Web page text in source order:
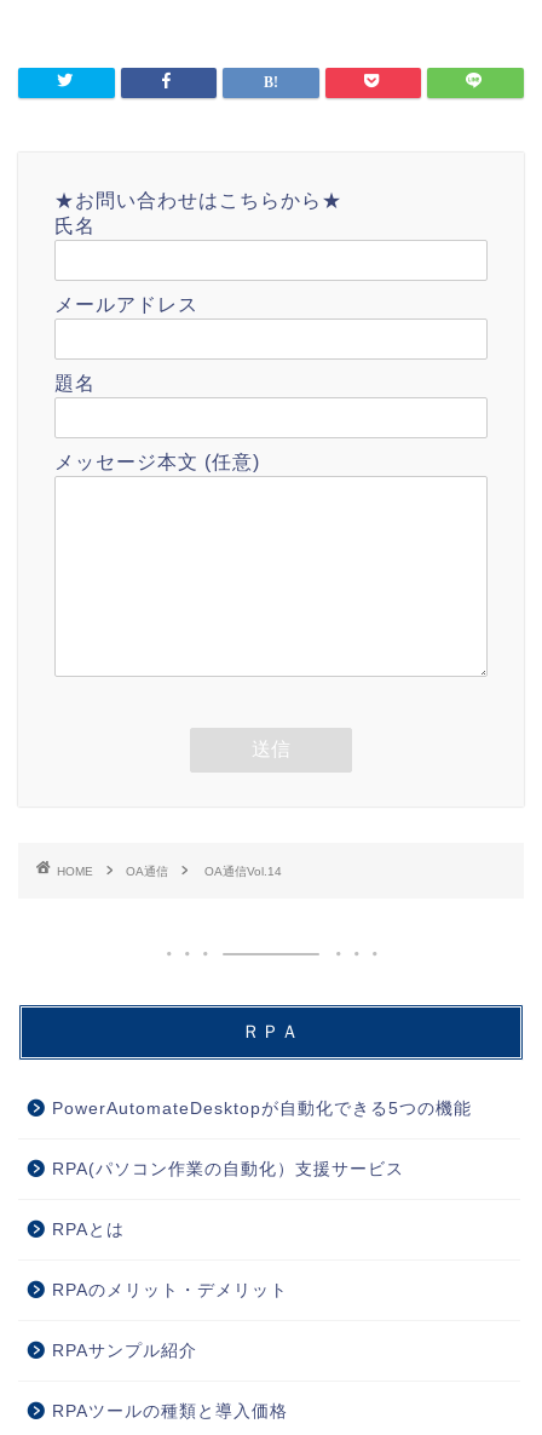
★お問い合わせはこちらから★
氏名
メールアドレス
題名
メッセージ本文 (任意)
HOME OA通信 OA通信Vol.14
ＲＰＡ
PowerAutomateDesktopが自動化できる5つの機能
RPA(パソコン作業の自動化）支援サービス
RPAとは
RPAのメリット・デメリット
RPAサンプル紹介
RPAツールの種類と導入価格